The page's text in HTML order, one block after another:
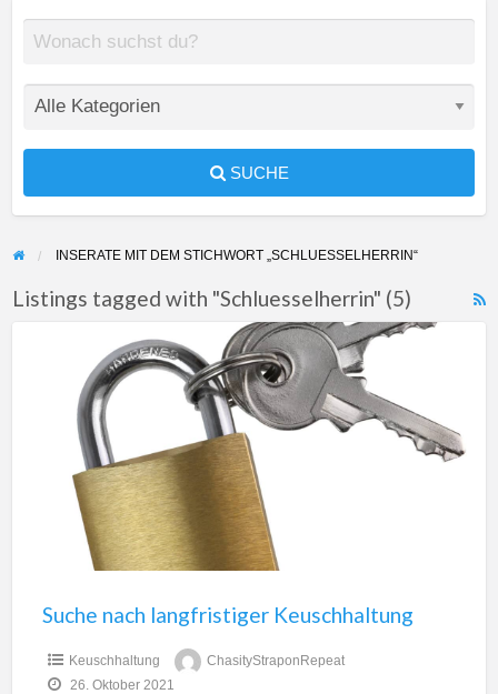
SUCHE
INSERATE MIT DEM STICHWORT „SCHLUESSELHERRIN“
Listings tagged with "Schluesselherrin" (5)
langfristiger
Keuschhaltung
Suche nach langfristiger Keuschhaltung
Keuschhaltung
ChasityStraponRepeat
26. Oktober 2021